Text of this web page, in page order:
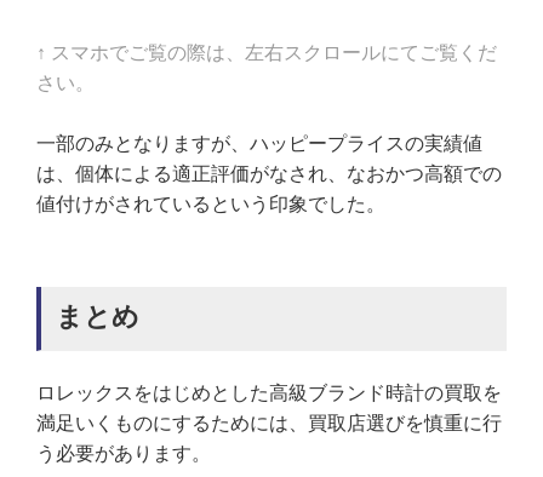
↑ スマホでご覧の際は、左右スクロールにてご覧くだ
さい。
一部のみとなりますが、ハッピープライスの実績値
は、個体による適正評価がなされ、なおかつ高額での
値付けがされているという印象でした。
まとめ
ロレックスをはじめとした高級ブランド時計の買取を
満足いくものにするためには、買取店選びを慎重に行
う必要があります。